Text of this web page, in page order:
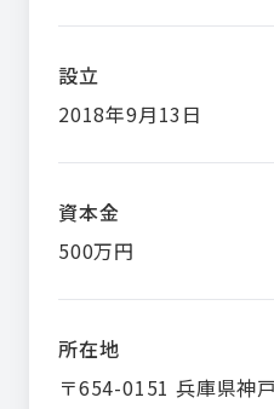
設立
2018年9月13日
資本金
500万円
所在地
〒654-0151 兵庫県神